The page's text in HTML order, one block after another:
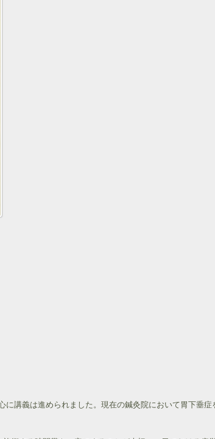
講義は進められました。現在の鍼灸院において胃下垂